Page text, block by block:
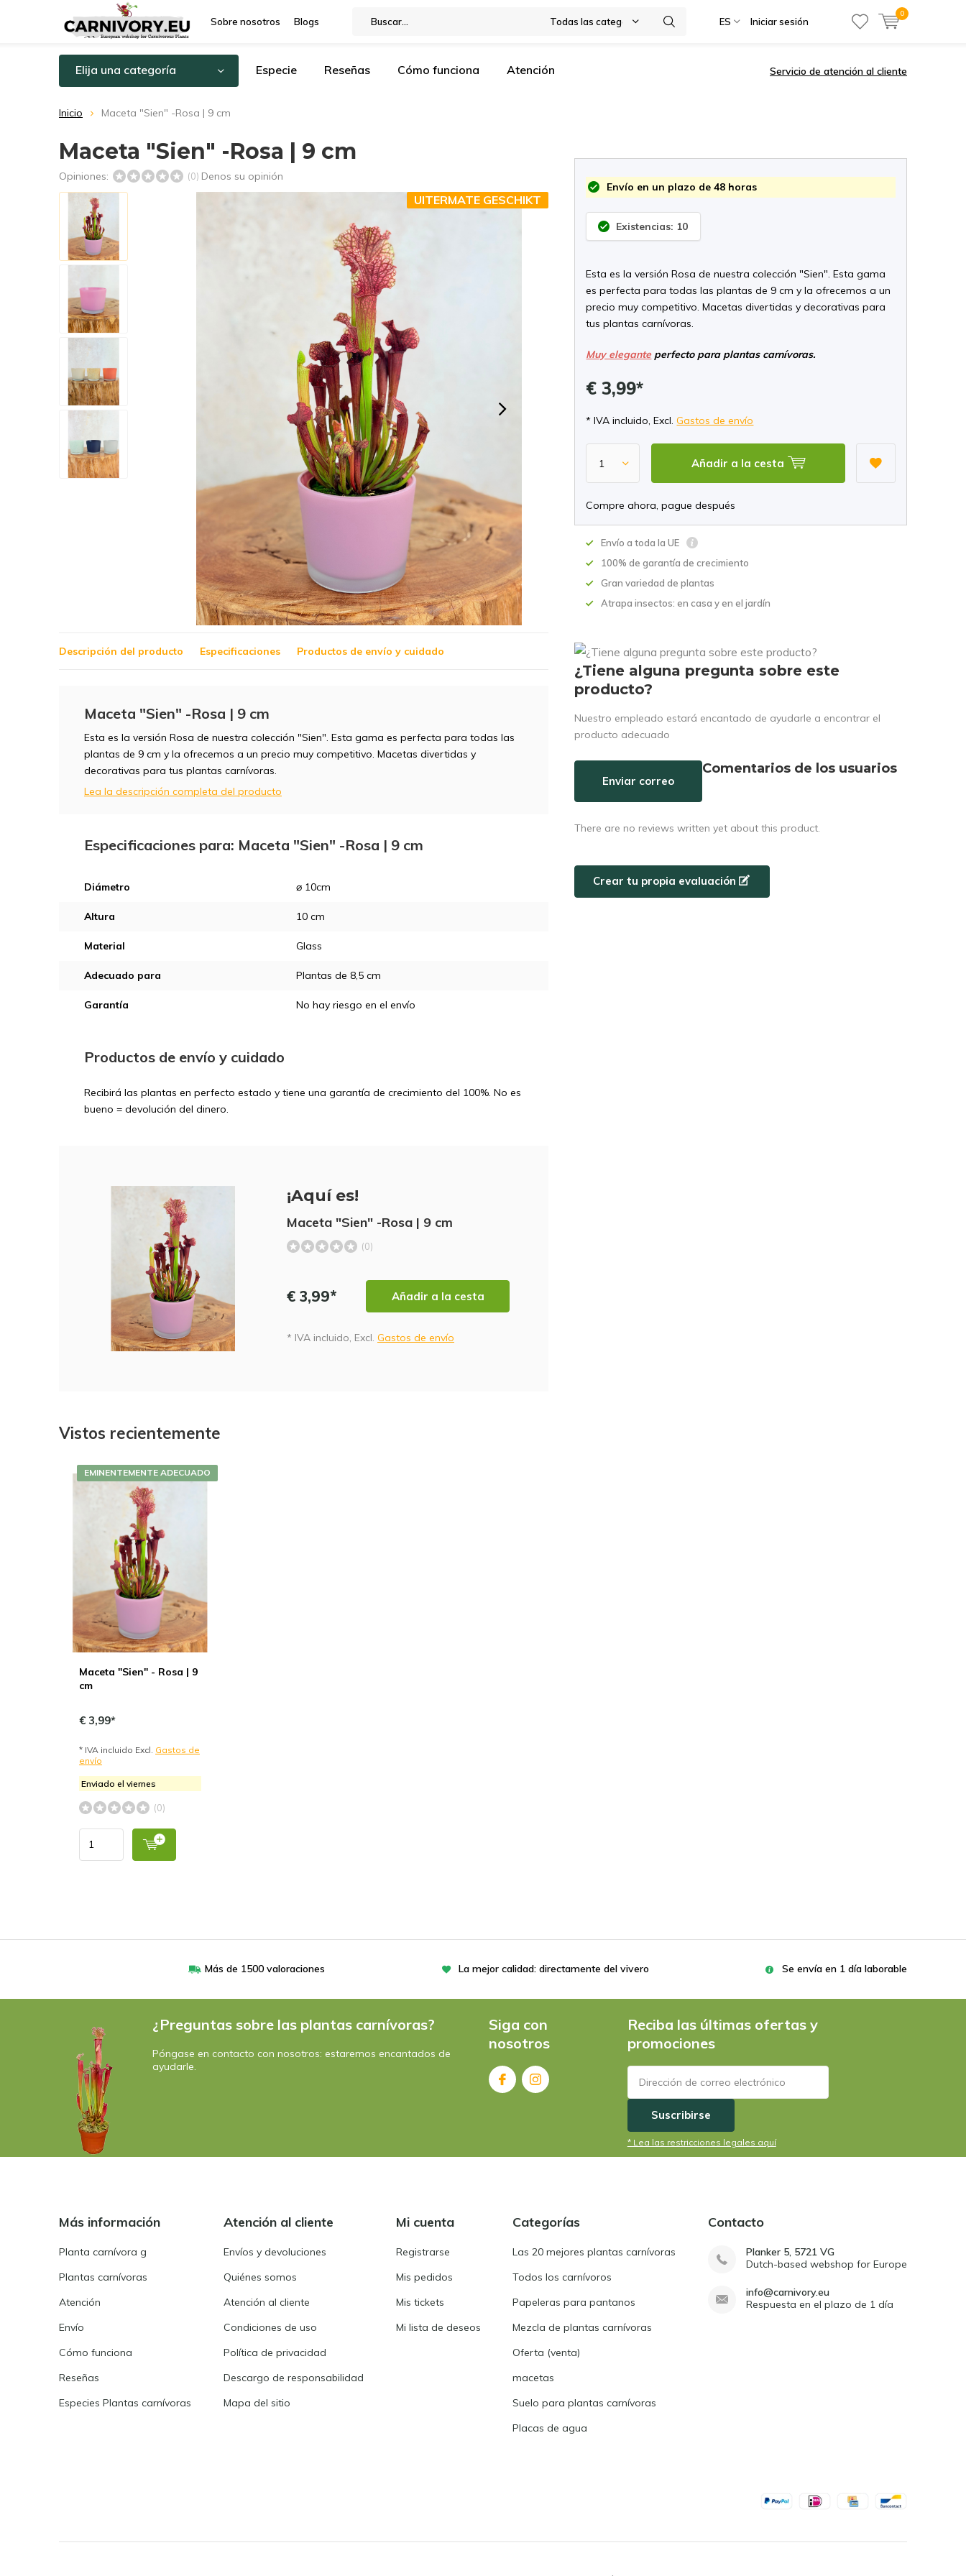
Sobre nosotros Blogs Todas las categorías ES Iniciar sesión
0
Elija una categoría Especie Reseñas Cómo funciona Atención Servicio de atención al cliente
Inicio Maceta "Sien" -Rosa | 9 cm
Maceta "Sien" -Rosa | 9 cm
Opiniones: (0) Denos su opinión
UITERMATE GESCHIKT
Envío en un plazo de 48 horas
Existencias: 10
Esta es la versión Rosa de nuestra colección "Sien". Esta gama
es perfecta para todas las plantas de 9 cm y la ofrecemos a un
precio muy competitivo. Macetas divertidas y decorativas para
tus plantas carnívoras.
Muy eleganteperfecto para plantas carnívoras.
€ 3,99*
* IVA incluido, Excl.Gastos de envío
Añadir a la cesta
Compre ahora, pague después
Envío a toda la UE
100% de garantía de crecimiento
Gran variedad de plantas
Atrapa insectos: en casa y en el jardín
Descripción del producto Especificaciones Productos de envío y cuidado
Maceta "Sien" -Rosa | 9 cm
Esta es la versión Rosa de nuestra colección "Sien". Esta gama es perfecta para todas las
plantas de 9 cm y la ofrecemos a un precio muy competitivo. Macetas divertidas y
decorativas para tus plantas carnívoras.
Lea la descripción completa del producto
Especificaciones para: Maceta "Sien" -Rosa | 9 cm
Diámetro ⌀ 10cm
Altura 10 cm
Material Glass
Adecuado para Plantas de 8,5 cm
Garantía No hay riesgo en el envío
Productos de envío y cuidado
Recibirá las plantas en perfecto estado y tiene una garantía de crecimiento del 100%. No es
bueno = devolución del dinero.
¡Aquí es!
Maceta "Sien" -Rosa | 9 cm
(0)
€ 3,99* Añadir a la cesta
* IVA incluido, Excl. Gastos de envío
¿Tiene alguna pregunta sobre este
producto?
Nuestro empleado estará encantado de ayudarle a encontrar el
producto adecuado
Enviar correo
Comentarios de los usuarios
There are no reviews written yet about this product.
Crear tu propia evaluación
Vistos recientemente
Maceta "Sien" - Rosa | 9
cm
EMINENTEMENTE ADECUADO
€ 3,99*
* IVA incluido Excl. Gastos de
envío
Enviado el viernes
(0)
Más de 1500 valoraciones La mejor calidad: directamente del vivero Se envía en 1 día laborable
¿Preguntas sobre las plantas carnívoras?
Póngase en contacto con nosotros: estaremos encantados de
ayudarle.
Siga con
nosotros
Reciba las últimas ofertas y
promociones
Suscribirse
* Lea las restricciones legales aquí
Más información
Planta carnívora g
Plantas carnívoras
Atención
Envío
Cómo funciona
Reseñas
Especies Plantas carnívoras
Atención al cliente
Envíos y devoluciones
Quiénes somos
Atención al cliente
Condiciones de uso
Política de privacidad
Descargo de responsabilidad
Mapa del sitio
Mi cuenta
Registrarse
Mis pedidos
Mis tickets
Mi lista de deseos
Categorías
Las 20 mejores plantas carnívoras
Todos los carnívoros
Papeleras para pantanos
Mezcla de plantas carnívoras
Oferta (venta)
macetas
Suelo para plantas carnívoras
Placas de agua
Contacto
Planker 5, 5721 VG
Dutch-based webshop for Europe
info@carnivory.eu
Respuesta en el plazo de 1 día